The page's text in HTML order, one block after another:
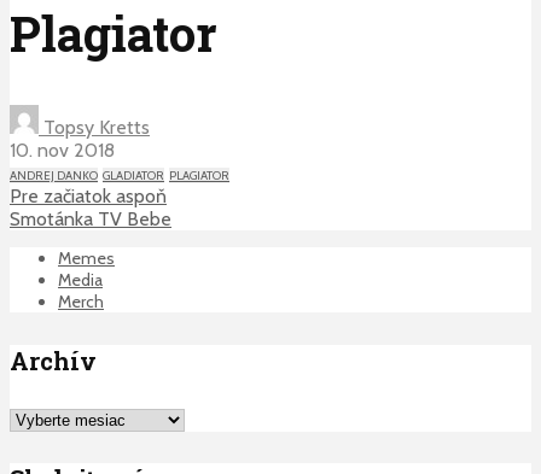
Plagiator
Topsy Kretts
10. nov 2018
ANDREJ DANKO GLADIATOR PLAGIATOR
Pre začiatok aspoň
Smotánka TV Bebe
Memes
Media
Merch
Archív
Archív